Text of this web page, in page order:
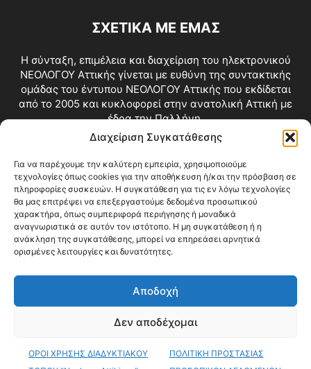
Διαχείριση Συγκατάθεσης
Για να παρέχουμε την καλύτερη εμπειρία, χρησιμοποιούμε
τεχνολογίες όπως cookies για την αποθήκευση ή/και την πρόσβαση σε
πληροφορίες συσκευών. Η συγκατάθεση για τις εν λόγω τεχνολογίες
θα μας επιτρέψει να επεξεργαστούμε δεδομένα προσωπικού
χαρακτήρα, όπως συμπεριφορά περιήγησης ή μοναδικά
αναγνωριστικά σε αυτόν τον ιστότοπο. Η μη συγκατάθεση ή η
ανάκληση της συγκατάθεσης, μπορεί να επηρεάσει αρνητικά
ορισμένες λειτουργίες και δυνατότητες.
Αποδοχή
Δεν αποδέχομαι
ΟΡΟΙ ΧΡΗΣΗΣ ΔΙΑΔΥΚΤΙΑΚΟΥ
ΠΟΛΙΤΙΚΗ ΠΡΟΣΤΑΣΙΑΣ
ΣΧΕΤΙΚΑ ΜΕ ΕΜΑΣ
Η σύνταξη, επιμέλεια και διαχείριση του ηλεκτρονικού
ΝΕΟΛΟΓΟΥ Αττικής γίνεται με ευθύνη της συντακτικής
ομάδας του έντυπου ΝΕΟΛΟΓΟΥ Αττικής που εκδίδεται
από το 2005 και κυκλοφορεί στην ανατολική Αττική με
έδρα την Παλλήνη.
Επικοινωνία:info@neologosattikis.gr
ΑΚΟΛΟΥΘΗΣΕ ΜΑΣ
Videos Όροι Χρήσης
© Copyright 2026 ΝΕΟΛΟΓΟΣ ΑΤΤΙΚΗΣ • All Rights Reserved •